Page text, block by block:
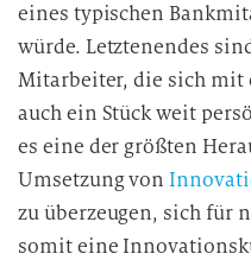
eines typischen
würde. Letztenendes
Mitarbeiter, die sich mit
auch ein Stück weit
es eine der größten
Umsetzung von
zu überzeugen, sich für
somit eine